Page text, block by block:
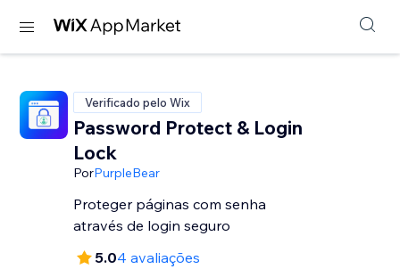
Verificado pelo Wix
Password Protect & Login
Lock
PorPurpleBear
Proteger páginas com senha
através de login seguro
5.04 avaliações